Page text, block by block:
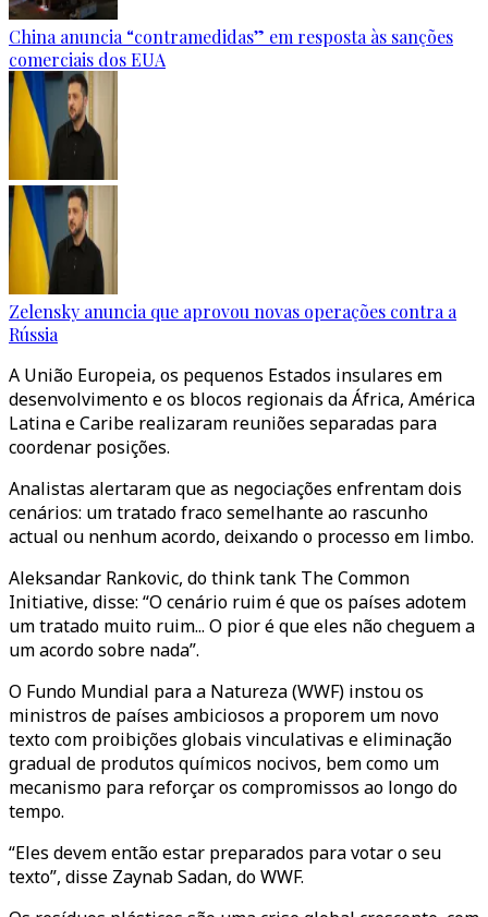
China anuncia “contramedidas” em resposta às sanções
comerciais dos EUA
Zelensky anuncia que aprovou novas operações contra a
Rússia
A União Europeia, os pequenos Estados insulares em
desenvolvimento e os blocos regionais da África, América
Latina e Caribe realizaram reuniões separadas para
coordenar posições.
Analistas alertaram que as negociações enfrentam dois
cenários: um tratado fraco semelhante ao rascunho
actual ou nenhum acordo, deixando o processo em limbo.
Aleksandar Rankovic, do think tank The Common
Initiative, disse: “O cenário ruim é que os países adotem
um tratado muito ruim... O pior é que eles não cheguem a
um acordo sobre nada”.
O Fundo Mundial para a Natureza (WWF) instou os
ministros de países ambiciosos a proporem um novo
texto com proibições globais vinculativas e eliminação
gradual de produtos químicos nocivos, bem como um
mecanismo para reforçar os compromissos ao longo do
tempo.
“Eles devem então estar preparados para votar o seu
texto”, disse Zaynab Sadan, do WWF.